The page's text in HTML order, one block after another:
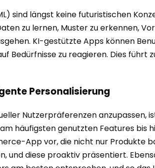
sind längst keine futuristischen
zu lernen, Muster zu erkennen,
KI-gestützte Apps können
Bedürfnisse zu reagieren. Dies
Personalisierung
Nutzerpräferenzen
häufigsten genutzten Features bis
App vor, die nicht nur Produkte
und diese proaktiv präsentiert.